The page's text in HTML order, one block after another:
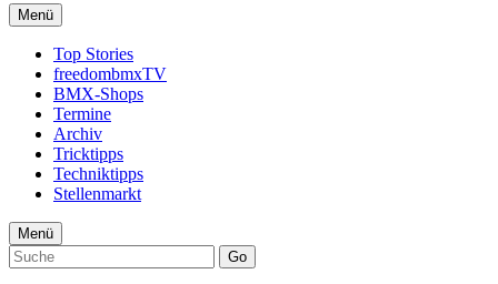
Menü
Top Stories
freedombmxTV
BMX-Shops
Termine
Archiv
Tricktipps
Techniktipps
Stellenmarkt
Menü
Go